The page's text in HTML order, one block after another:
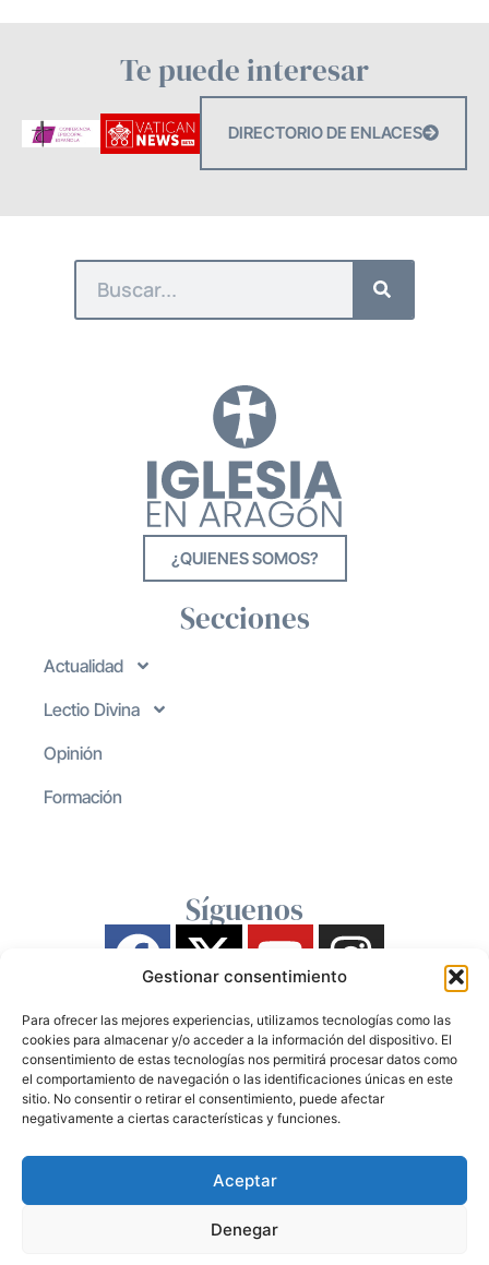
Gestionar consentimiento
Para ofrecer las mejores experiencias, utilizamos tecnologías como las
cookies para almacenar y/o acceder a la información del dispositivo. El
consentimiento de estas tecnologías nos permitirá procesar datos como
el comportamiento de navegación o las identificaciones únicas en este
sitio. No consentir o retirar el consentimiento, puede afectar
negativamente a ciertas características y funciones.
Aceptar
Denegar
Te puede interesar
DIRECTORIO DE ENLACES
¿QUIENES SOMOS?
Secciones
Actualidad
Lectio Divina
Opinión
Formación
Síguenos